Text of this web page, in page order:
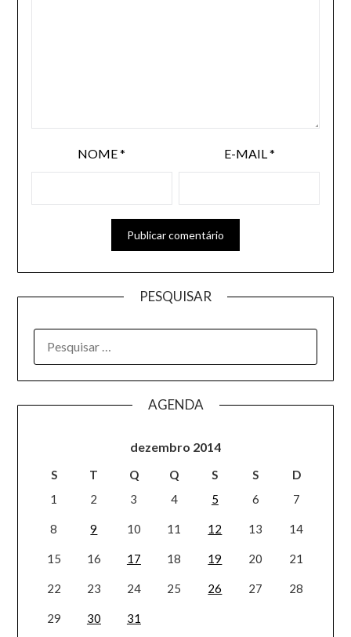
NOME* E-MAIL*
PESQUISAR
AGENDA
dezembro 2014
S T Q Q S S
D
1
2 3 4 5 6 7
8 9 10 11 12 13 14
15 16 17 18 19 20 21
22 23 24 25 26 27 28
29 30
31